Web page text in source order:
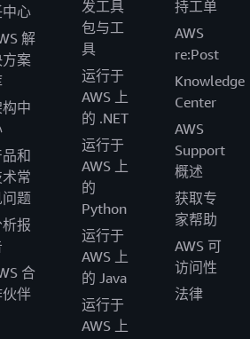
心
解
方案
中
和
常
问题
报
合
伴
发工具
包与工
具
运行于
AWS 上
的 .NET
运行于
AWS 上
的
Python
运行于
AWS 上
的 Java
运行于
AWS 上
持工单
AWS
re:Post
Knowledge
Center
AWS
Support
概述
获取专
家帮助
AWS 可
访问性
法律